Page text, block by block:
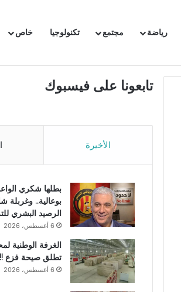
رياضة مجتمع تكنولوجيا خاص
تابعونا على فيسبوك
الأخيرة
بطلها شكري
بوعالية.. وغربلة
الرصيد البشري
6 أغسطس، 2026
الغرفة الوطنية
تطلق صيحة فزع !!
6 أغسطس، 2026